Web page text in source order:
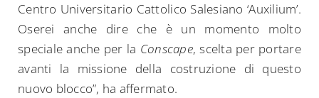
Centro Universitario Cattolico Salesiano ‘Auxilium’.
Oserei anche dire che è un momento molto
speciale anche per la Conscape, scelta per portare
avanti la missione della costruzione di questo
nuovo blocco”, ha affermato.